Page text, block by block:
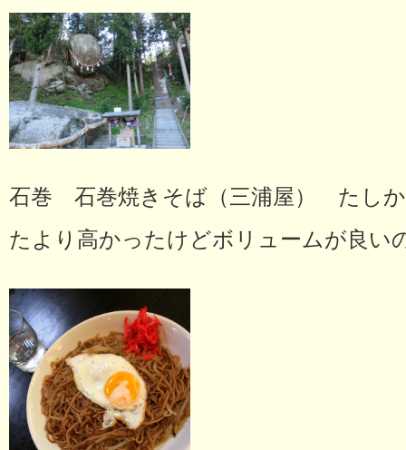
石巻 石巻焼きそば（三浦屋） たしか
たより高かったけどボリュームが良い